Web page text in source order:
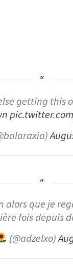
getting this
alors que je
fois depuis
(@adzelxo)